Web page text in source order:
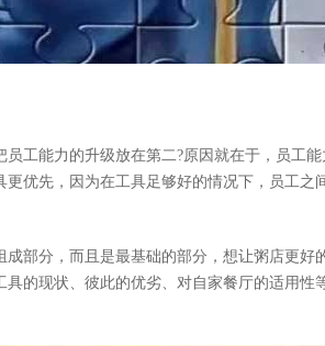
能力的升级放在第二?原因就在于，员工能
优先，因为在工具足够好的情况下，员工之
成部分，而且是最基础的部分，想让粥店更好
的现状、彼此的优劣、对自家餐厅的适用性